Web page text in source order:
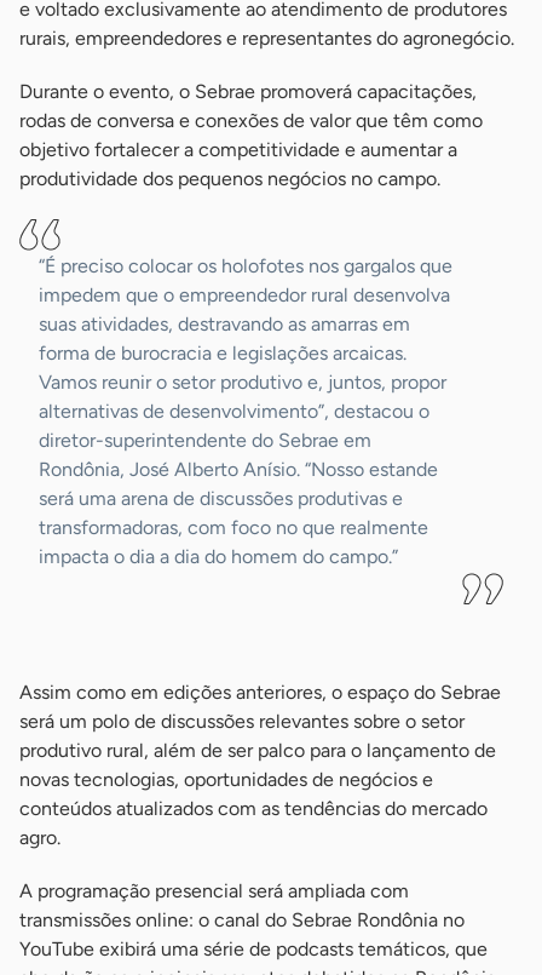
e voltado exclusivamente ao atendimento de produtores
rurais, empreendedores e representantes do agronegócio.
Durante o evento, o Sebrae promoverá capacitações,
rodas de conversa e conexões de valor que têm como
objetivo fortalecer a competitividade e aumentar a
produtividade dos pequenos negócios no campo.
“É preciso colocar os holofotes nos gargalos que
impedem que o empreendedor rural desenvolva
suas atividades, destravando as amarras em
forma de burocracia e legislações arcaicas.
Vamos reunir o setor produtivo e, juntos, propor
alternativas de desenvolvimento”, destacou o
diretor-superintendente do Sebrae em
Rondônia, José Alberto Anísio. “Nosso estande
será uma arena de discussões produtivas e
transformadoras, com foco no que realmente
impacta o dia a dia do homem do campo.”
Assim como em edições anteriores, o espaço do Sebrae
será um polo de discussões relevantes sobre o setor
produtivo rural, além de ser palco para o lançamento de
novas tecnologias, oportunidades de negócios e
conteúdos atualizados com as tendências do mercado
agro.
A programação presencial será ampliada com
transmissões online: o canal do Sebrae Rondônia no
YouTube exibirá uma série de podcasts temáticos, que